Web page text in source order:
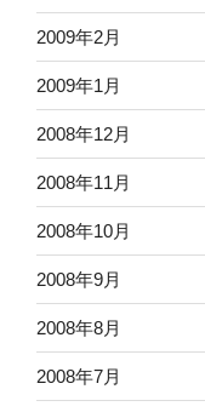
2009年2月
2009年1月
2008年12月
2008年11月
2008年10月
2008年9月
2008年8月
2008年7月